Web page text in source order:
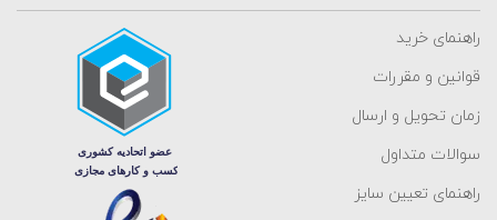
راهنمای خرید
قوانین و مقررات
زمان تحویل و ارسال
سوالات متداول
راهنمای تعیین سایز